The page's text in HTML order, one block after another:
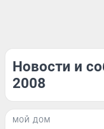
Новости и
2008
МОЙ ДОМ